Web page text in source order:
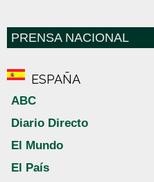
PRENSA NACIONAL
ESPAÑA
ABC
Diario Directo
El Mundo
El País